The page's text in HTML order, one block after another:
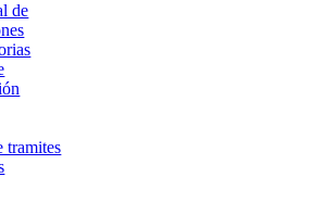
de
tramites